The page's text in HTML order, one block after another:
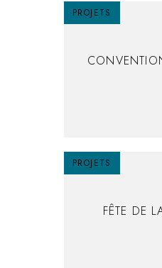
PROJETS
PROJETS
FÊTE DE